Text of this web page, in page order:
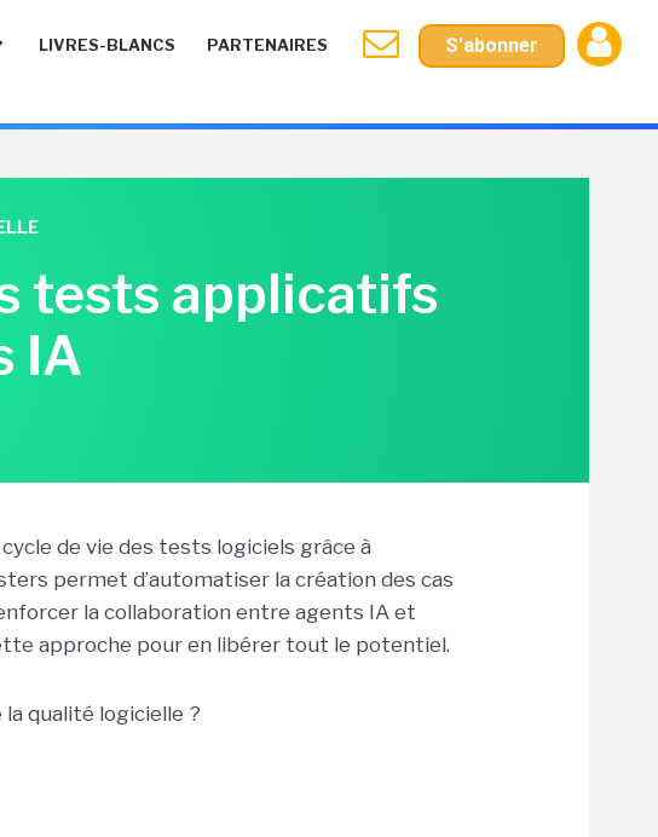
LIVRES-BLANCS PARTENAIRES S'abonner
tests applicatifs
IA
de vie des tests logiciels grâce à
permet d’automatiser la création des cas
la collaboration entre agents IA et
approche pour en libérer tout le potentiel.
qualité logicielle ?